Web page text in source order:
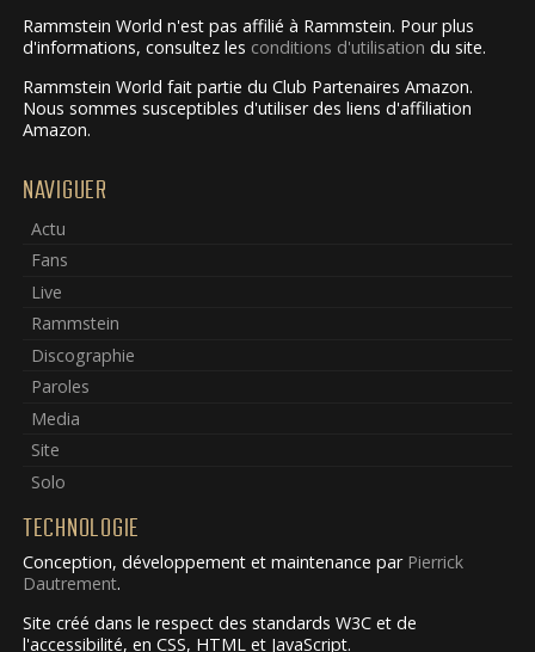
Rammstein World n'est pas affilié à Rammstein. Pour plus
d'informations, consultez les conditions d'utilisation du site.
Rammstein World fait partie du Club Partenaires Amazon.
Nous sommes susceptibles d'utiliser des liens d'affiliation
Amazon.
NAVIGUER
Actu
Fans
Live
Rammstein
Discographie
Paroles
Media
Site
Solo
TECHNOLOGIE
Conception, développement et maintenance par Pierrick
Dautrement.
Site créé dans le respect des standards W3C et de
l'accessibilité, en CSS, HTML et JavaScript.